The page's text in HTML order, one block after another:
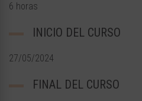
6 horas
INICIO DEL CURSO
27/05/2024
FINAL DEL CURSO